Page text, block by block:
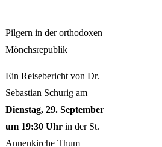
Pilgern in der orthodoxen
Mönchsrepublik
Ein Reisebericht von Dr.
Sebastian Schurig am
Dienstag, 29. September
um 19:30 Uhrin der St.
Annenkirche Thum